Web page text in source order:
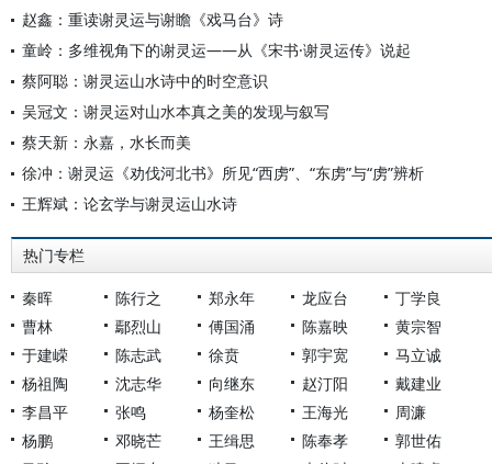
赵鑫：重读谢灵运与谢瞻《戏马台》诗
童岭：多维视角下的谢灵运——从《宋书·谢灵运传》说起
蔡阿聪：谢灵运山水诗中的时空意识
吴冠文：谢灵运对山水本真之美的发现与叙写
蔡天新：永嘉，水长而美
徐冲：谢灵运《劝伐河北书》所见“西虏”、“东虏”与“虏”辨析
王辉斌：论玄学与谢灵运山水诗
热门专栏
秦晖 陈行之 郑永年 龙应台
丁学良
曹林
鄢烈山 傅国涌 陈嘉映
黄宗智
于建嵘
陈志武 徐贲 郭宇宽
马立诚
杨祖陶
沈志华 向继东 赵汀阳
戴建业
李昌平
张鸣 杨奎松 王海光
周濂
杨鹏
邓晓芒 王缉思 陈奉孝
郭世佑